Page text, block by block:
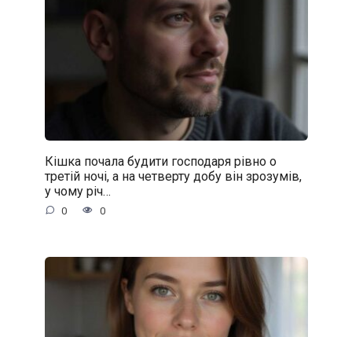
Кішка почала будити господаря рівно о
третій ночі, а на четверту добу він зрозумів,
у чому річ…
0 0